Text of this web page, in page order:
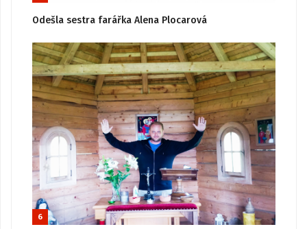
Odešla sestra farářka Alena Plocarová
6